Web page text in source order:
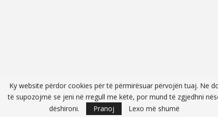
Ky website përdor cookies për të përmirësuar përvojën tuaj. Ne
të supozojmë se jeni në rregull me këtë, por mund të zgjedhni
dëshironi.
Pranoj Lexo më shumë